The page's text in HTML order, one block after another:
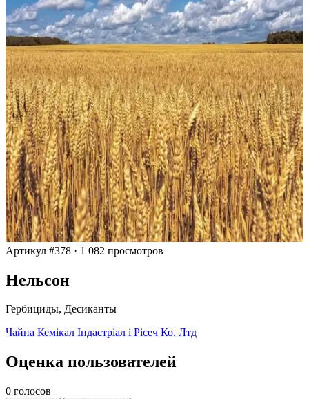
Артикул #378 · 1 082 просмотров
Нельсон
Гербициды, Десиканты
Чайна Кемікал Індастріал і Рісеч Ко. Лтд
Оценка пользователей
0 голосов